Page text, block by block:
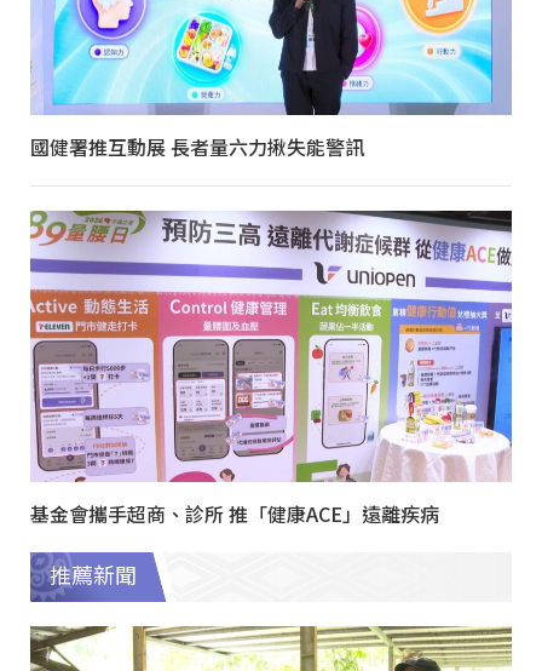
國健署推互動展 長者量六力揪失能警訊
基金會攜手超商、診所 推「健康ACE」遠離疾病
推薦新聞